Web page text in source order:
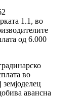
1.1, во
од 6.000
во
авансна